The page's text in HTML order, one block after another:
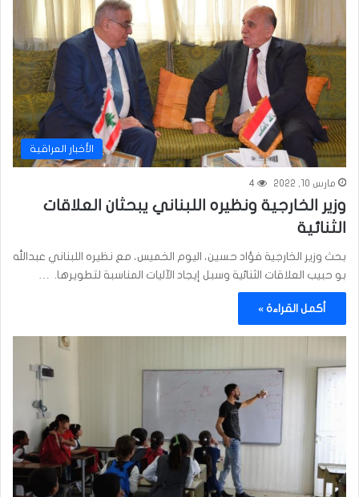
الأخبار العراقية
مارس 10, 2022 4
وزير الخارجية ونظيره اللبناني يبحثان العلاقات
الثنائية
بحث وزير الخارجية فؤاد حسين، اليوم الخميس، مع نظيره اللبناني عبدالله
بو حبيب العلاقات الثنائية وسبل إيجاد الآليات المناسبة لتطويرها. …
أكمل القراءة »